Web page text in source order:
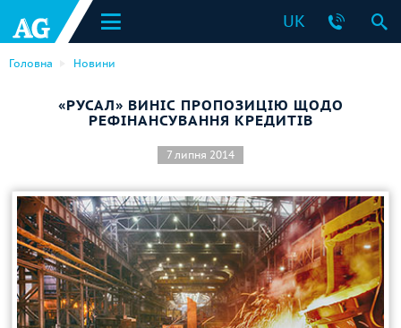
UK
Головна Новини
«РУСАЛ» ВИНІС ПРОПОЗИЦІЮ ЩОДО
РЕФІНАНСУВАННЯ КРЕДИТІВ
7 липня 2014